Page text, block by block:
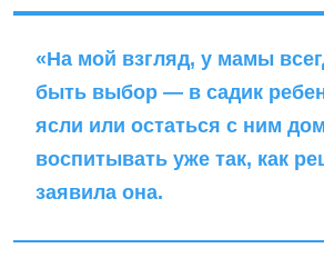
«На мой взгляд, у мамы
быть выбор — в садик
ясли или остаться с ним
воспитывать уже так, как
заявила она.